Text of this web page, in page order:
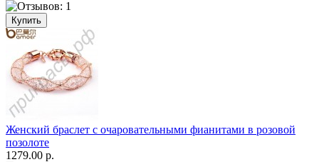
Женский браслет с очаровательными фианитами в розовой
позолоте
1279.00 р.